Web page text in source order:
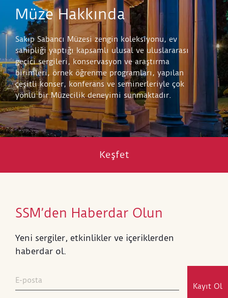
Müze Hakkında
Sakıp Sabancı Müzesi zengin koleksiyonu, ev
sahipliği yaptığı kapsamlı ulusal ve uluslararası
geçici sergileri, konservasyon ve araştırma
birimleri, örnek öğrenme programları, yapılan
çeşitli konser, konferans ve seminerleriyle çok
yönlü bir Müzecilik deneyimi sunmaktadır.
Keşfet
SSM’den Haberdar Olun
Yeni sergiler, etkinlikler ve içeriklerden
haberdar ol.
Kayıt Ol